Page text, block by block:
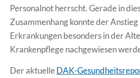
Personalnot herrscht. Gerade in
Zusammenhang konnte der Anstieg
Erkrankungen besonders in der
Krankenpflege nachgewiesen
Der aktuelleDAK-